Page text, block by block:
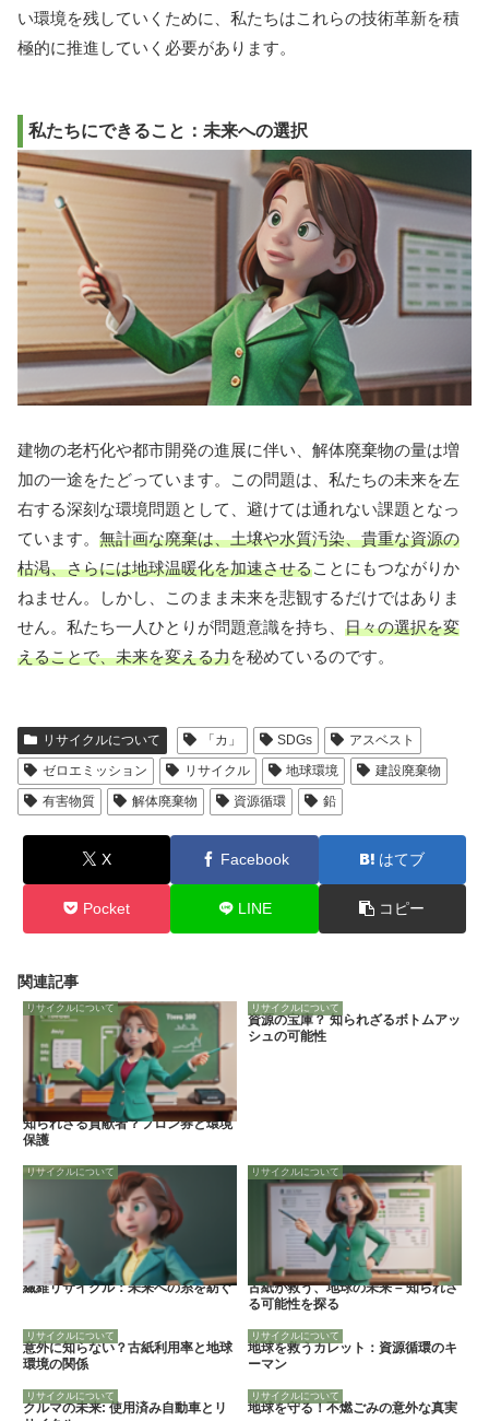
い環境を残していくために、私たちはこれらの技術革新を積
極的に推進していく必要があります。
私たちにできること：未来への選択
建物の老朽化や都市開発の進展に伴い、解体廃棄物の量は増
加の一途をたどっています。この問題は、私たちの未来を左
右する深刻な環境問題として、避けては通れない課題となっ
ています。 無計画な廃棄は、土壌や水質汚染、貴重な資源の
枯渇、さらには地球温暖化を加速させることにもつながりか
ねません。しかし、このまま未来を悲観するだけではありま
せん。私たち一人ひとりが問題意識を持ち、 日々の選択を変
えることで、未来を変える力を秘めているのです。
リサイクルについて 「カ」 SDGs
アスベスト
ゼロエミッション
リサイクル 地球環境
建設廃棄物
有害物質
解体廃棄物 資源循環 鉛
X Facebook はてブ
Pocket LINE コピー
関連記事
リサイクルについて
知られざる貢献者？フロン券と環境
保護
リサイクルについて
資源の宝庫？ 知られざるボトムアッ
シュの可能性
リサイクルについて
繊維リサイクル：未来への糸を紡ぐ
リサイクルについて
古紙が救う、地球の未来 – 知られざ
る可能性を探る
リサイクルについて
意外に知らない？古紙利用率と地球
環境の関係
リサイクルについて
地球を救うカレット：資源循環のキ
ーマン
リサイクルについて
クルマの未来: 使用済み自動車とリ
リサイクルについて
地球を守る！不燃ごみの意外な真実